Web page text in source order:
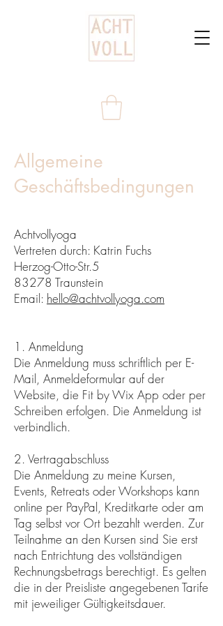
Allgemeine
Geschäftsbedingungen
Achtvollyoga
Vertreten durch: Katrin Fuchs
Herzog-Otto-Str.5
83278 Traunstein
Email: hello@achtvollyoga.com
1. Anmeldung
Die Anmeldung muss schriftlich per E-
Mail, Anmeldeformular auf der
Website, die Fit by Wix App oder per
Schreiben erfolgen. Die Anmeldung ist
verbindlich.
2. Vertragabschluss
Die Anmeldung zu meine Kursen,
Events, Retreats oder Workshops kann
online per PayPal, Kreditkarte oder am
Tag selbst vor Ort bezahlt werden. Zur
Teilnahme an den Kursen sind Sie erst
nach Entrichtung des vollständigen
Rechnungsbetrags berechtigt. Es gelten
die in der Preisliste angegebenen Tarife
mit jeweiliger Gültigkeitsdauer.